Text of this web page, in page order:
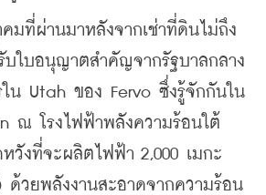
ที่ผ่านมาหลังจากเช่าที่ดินไม่ถึง
ใบอนุญาตสำคัญจากรัฐบาลกลาง
ใน Utah ของ Fervo ซึ่งรู้จักกันใน
ณ โรงไฟฟ้าพลังความร้อนใต้
วังที่จะผลิตไฟฟ้า 2,000 เมกะ
วยพลังงานสะอาดจากความร้อน